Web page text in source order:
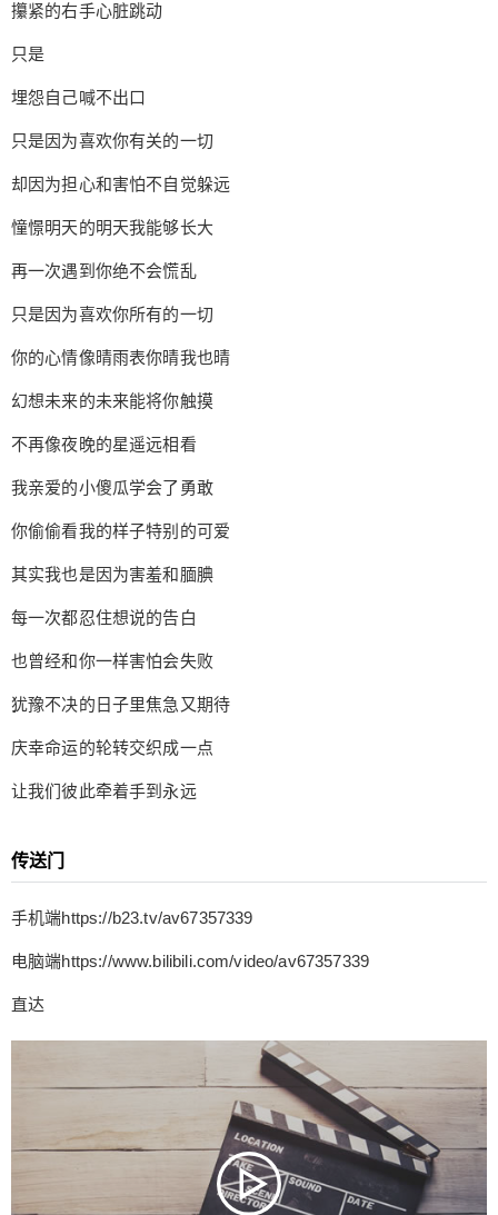
攥紧的右手心脏跳动
只是
埋怨自己喊不出口
只是因为喜欢你有关的一切
却因为担心和害怕不自觉躲远
憧憬明天的明天我能够长大
再一次遇到你绝不会慌乱
只是因为喜欢你所有的一切
你的心情像晴雨表你晴我也晴
幻想未来的未来能将你触摸
不再像夜晚的星遥远相看
我亲爱的小傻瓜学会了勇敢
你偷偷看我的样子特别的可爱
其实我也是因为害羞和腼腆
每一次都忍住想说的告白
也曾经和你一样害怕会失败
犹豫不决的日子里焦急又期待
庆幸命运的轮转交织成一点
让我们彼此牵着手到永远
传送门
手机端https://b23.tv/av67357339
电脑端https://www.bilibili.com/video/av67357339
直达
给undefined打赏
2 元 5 元 10 元
元 50 元 自定义
付费内容